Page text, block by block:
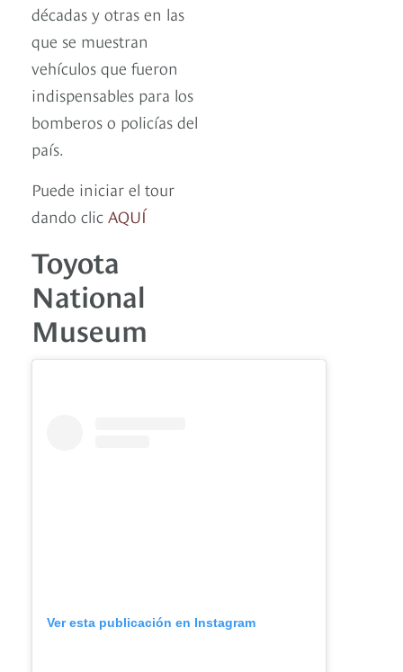
décadas y otras en las
que se muestran
vehículos que fueron
indispensables para los
bomberos o policías del
país.
Puede iniciar el tour
dando clic AQUÍ
Toyota
National
Museum
Ver esta publicación en Instagram